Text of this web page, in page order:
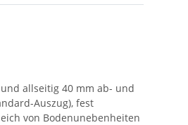
allseitig 40 mm ab- und
Auszug), fest
von Bodenunebenheiten